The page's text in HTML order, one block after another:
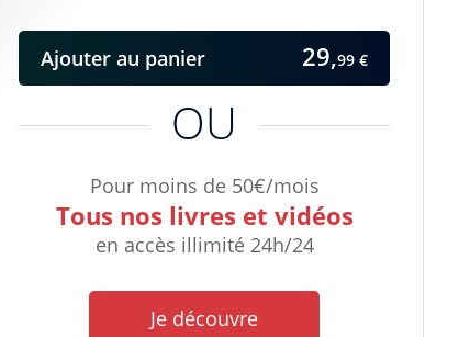
OU
Pour moins de 50€/mois
Tous nos livres et vidéos
en accès illimité 24h/24
Je découvre
Ajouter au panier 29,99 €